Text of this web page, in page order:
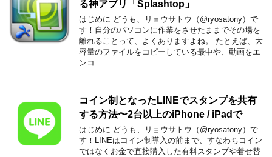
る神アプリ「Splashtop」
はじめに どうも、リョウサトウ（@ryosatony）で
す！自分のパソコンに作業をさせたままでその場を
離れることって、よくありますよね。 たとえば、大
容量のファイルをコピーしている最中や、動画をエ
ンコ …
コイン制となったLINEでスタンプを共有
する方法〜2台以上のiPhone / iPadで
はじめに どうも、リョウサトウ（@ryosatony）で
す！LINEはコイン制導入の前まで、すなわちコイン
ではなくお金で直接購入した有料スタンプや着せ替